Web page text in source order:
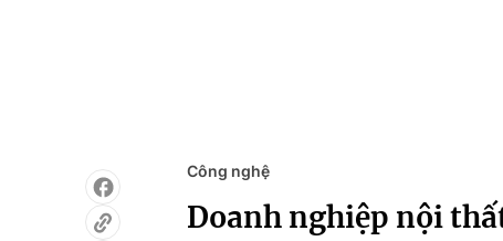
Công nghệ
Doanh nghiệp nội